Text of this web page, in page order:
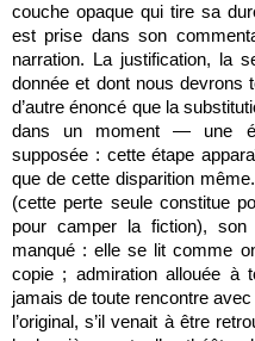
couche opaque qui tire sa
est prise dans son
narration. La justification, la
donnée et dont nous devrons
d’autre énoncé que la
dans un moment — une
supposée : cette étape
que de cette disparition
(cette perte seule constitue
pour camper la fiction),
manqué : elle se lit comme
copie ; admiration allouée
jamais de toute rencontre avec
l’original, s’il venait à être